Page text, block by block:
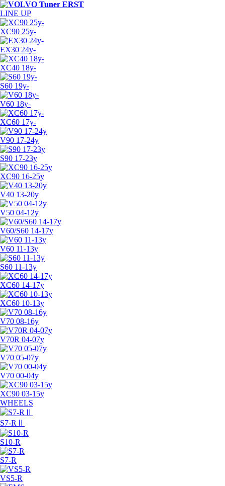
LINE UP
XC90 25y-
EX30 24y-
XC40 18y-
S60 19y-
V60 18y-
XC60 17y-
V90 17-24y
S90 17-23y
XC90 16-25y
V40 13-20y
V50 04-12y
V60/S60 14-17y
V60 11-13y
S60 11-13y
XC60 14-17y
XC60 10-13y
V70 08-16y
V70R 04-07y
V70 05-07y
V70 00-04y
XC90 03-15y
WHEELS
S7-RⅡ
S10-R
S7-R
VS5-R